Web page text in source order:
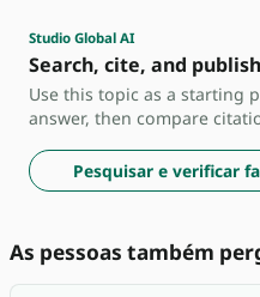
Studio Global AI
Search, cite, and
Use this topic as a starting
answer, then compare
Pesquisar e verificar
As pessoas também